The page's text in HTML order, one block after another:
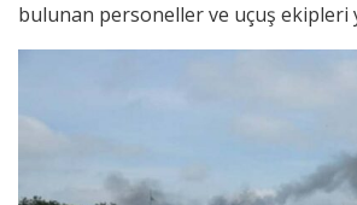
bulunan personeller ve uçuş ekipleri